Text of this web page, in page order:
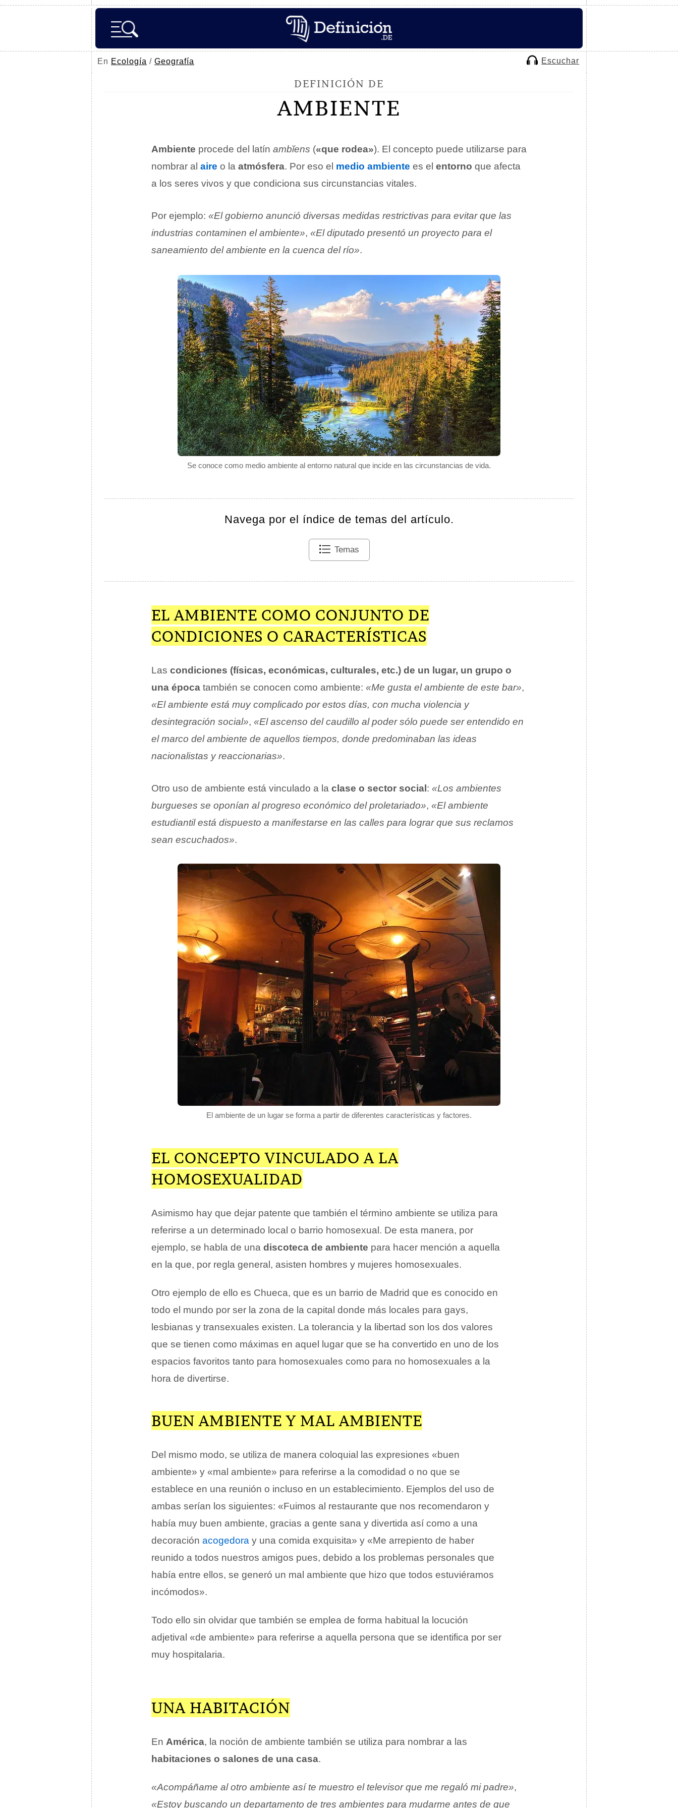
En Ecología / Geografía Escuchar
DEFINICIÓN DE
AMBIENTE
Se conoce como medio ambiente al entorno natural que incide en las circunstancias de vida.
Ambiente procede del latín ambĭens («que rodea»). El concepto puede utilizarse para
nombrar al aire o la atmósfera. Por eso el medio ambiente es el entorno que afecta
a los seres vivos y que condiciona sus circunstancias vitales.
Por ejemplo: «El gobierno anunció diversas medidas restrictivas para evitar que las
industrias contaminen el ambiente», «El diputado presentó un proyecto para el
saneamiento del ambiente en la cuenca del río».
Navega por el índice de temas del artículo.
Temas
EL AMBIENTE COMO CONJUNTO DE
CONDICIONES O CARACTERÍSTICAS
Las condiciones (físicas, económicas, culturales, etc.) de un lugar, un grupo o
una época también se conocen como ambiente: «Me gusta el ambiente de este bar»,
«El ambiente está muy complicado por estos días, con mucha violencia y
desintegración social», «El ascenso del caudillo al poder sólo puede ser entendido en
el marco del ambiente de aquellos tiempos, donde predominaban las ideas
nacionalistas y reaccionarias».
Otro uso de ambiente está vinculado a la clase o sector social : «Los ambientes
burgueses se oponían al progreso económico del proletariado», «El ambiente
estudiantil está dispuesto a manifestarse en las calles para lograr que sus reclamos
sean escuchados».
El ambiente de un lugar se forma a partir de diferentes características y factores.
EL CONCEPTO VINCULADO A LA
HOMOSEXUALIDAD
Asimismo hay que dejar patente que también el término ambiente se utiliza para
referirse a un determinado local o barrio homosexual. De esta manera, por
ejemplo, se habla de una discoteca de ambiente para hacer mención a aquella
en la que, por regla general, asisten hombres y mujeres homosexuales.
Otro ejemplo de ello es Chueca, que es un barrio de Madrid que es conocido en
todo el mundo por ser la zona de la capital donde más locales para gays,
lesbianas y transexuales existen. La tolerancia y la libertad son los dos valores
que se tienen como máximas en aquel lugar que se ha convertido en uno de los
espacios favoritos tanto para homosexuales como para no homosexuales a la
hora de divertirse.
BUEN AMBIENTE Y MAL AMBIENTE
Del mismo modo, se utiliza de manera coloquial las expresiones «buen
ambiente» y «mal ambiente» para referirse a la comodidad o no que se
establece en una reunión o incluso en un establecimiento. Ejemplos del uso de
ambas serían los siguientes: «Fuimos al restaurante que nos recomendaron y
había muy buen ambiente, gracias a gente sana y divertida así como a una
decoración acogedora y una comida exquisita» y «Me arrepiento de haber
reunido a todos nuestros amigos pues, debido a los problemas personales que
había entre ellos, se generó un mal ambiente que hizo que todos estuviéramos
incómodos».
Todo ello sin olvidar que también se emplea de forma habitual la locución
adjetival «de ambiente» para referirse a aquella persona que se identifica por ser
muy hospitalaria.
UNA HABITACIÓN
En América, la noción de ambiente también se utiliza para nombrar a las
habitaciones o salones de una casa.
«Acompáñame al otro ambiente así te muestro el televisor que me regaló mi padre»,
«Estoy buscando un departamento de tres ambientes para mudarme antes de que